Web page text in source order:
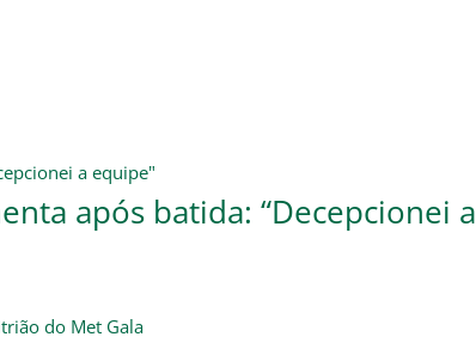
após batida: “Decepcionei a